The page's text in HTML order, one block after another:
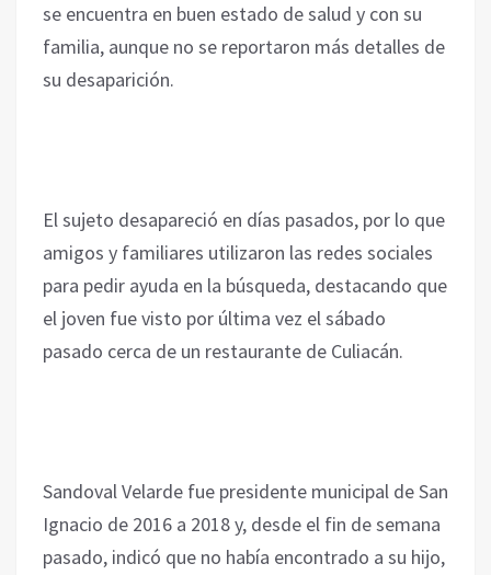
se encuentra en buen estado de salud y con su
familia, aunque no se reportaron más detalles de
su desaparición.
El sujeto desapareció en días pasados, por lo que
amigos y familiares utilizaron las redes sociales
para pedir ayuda en la búsqueda, destacando que
el joven fue visto por última vez el sábado
pasado cerca de un restaurante de Culiacán.
Sandoval Velarde fue presidente municipal de San
Ignacio de 2016 a 2018 y, desde el fin de semana
pasado, indicó que no había encontrado a su hijo,